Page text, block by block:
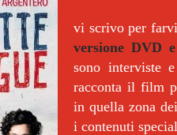
vi scrivo per farvi
versione DVD
sono interviste
racconta il film
in quella zona
i contenuti